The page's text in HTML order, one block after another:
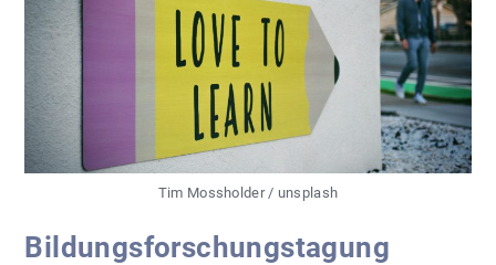
Tim Mossholder / unsplash
Bildungsforschungstagung